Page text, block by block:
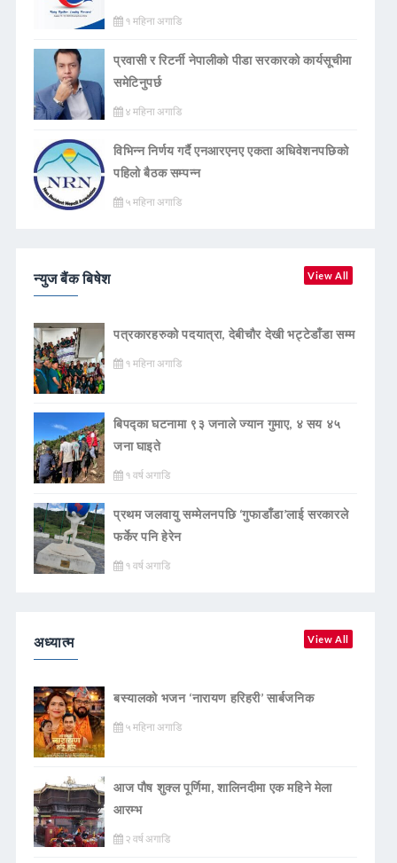
१ महिना अगाडि
प्रवासी र रिटर्नी नेपालीको पीडा सरकारको कार्यसूचीमा
समेटिनुपर्छ
४ महिना अगाडि
विभिन्न निर्णय गर्दै एनआरएनए एकता अधिवेशनपछिको
पहिलो बैठक सम्पन्न
५ महिना अगाडि
न्युज बैंक बिषेश View All
पत्रकारहरुको पदयात्रा, देबीचौर देखी भट्टेडाँडा सम्म
१ महिना अगाडि
बिपद्का घटनामा ९३ जनाले ज्यान गुमाए, ४ सय ४५
जना घाइते
१ वर्ष अगाडि
प्रथम जलवायु सम्मेलनपछि ‘गुफाडाँडा’लाई सरकारले
फर्केर पनि हेरेन
१ वर्ष अगाडि
अध्यात्म View All
बस्यालको भजन ‘नारायण हरिहरी’ सार्बजनिक
५ महिना अगाडि
आज पौष शुक्ल पूर्णिमा, शालिनदीमा एक महिने मेला
आरम्भ
२ वर्ष अगाडि